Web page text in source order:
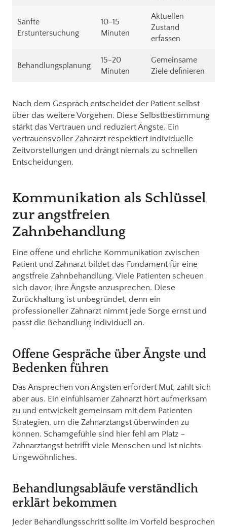
Sanfte
Erstuntersuchung
10-15
Minuten
Aktuellen
Zustand
erfassen
Behandlungsplanung
15-20
Minuten
Gemeinsame
Ziele definieren
Nach dem Gespräch entscheidet der Patient selbst
über das weitere Vorgehen. Diese Selbstbestimmung
stärkt das Vertrauen und reduziert Ängste. Ein
vertrauensvoller Zahnarzt respektiert individuelle
Zeitvorstellungen und drängt niemals zu schnellen
Entscheidungen.
Kommunikation als Schlüssel
zur angstfreien
Zahnbehandlung
Eine offene und ehrliche Kommunikation zwischen
Patient und Zahnarzt bildet das Fundament für eine
angstfreie Zahnbehandlung. Viele Patienten scheuen
sich davor, ihre Ängste anzusprechen. Diese
Zurückhaltung ist unbegründet, denn ein
professioneller Zahnarzt nimmt jede Sorge ernst und
passt die Behandlung individuell an.
Offene Gespräche über Ängste und
Bedenken führen
Das Ansprechen von Ängsten erfordert Mut, zahlt sich
aber aus. Ein einfühlsamer Zahnarzt hört aufmerksam
zu und entwickelt gemeinsam mit dem Patienten
Strategien, um die Zahnarztangst überwinden zu
können. Schamgefühle sind hier fehl am Platz –
Zahnarztangst betrifft viele Menschen und ist nichts
Ungewöhnliches.
Behandlungsabläufe verständlich
erklärt bekommen
Jeder Behandlungsschritt sollte im Vorfeld besprochen